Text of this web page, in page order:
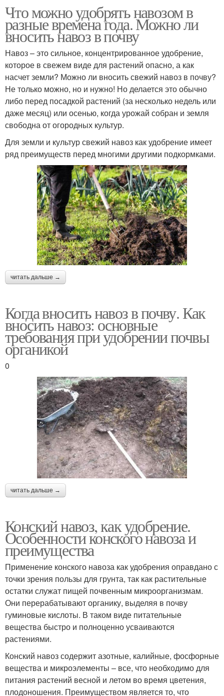
Что можно удобрять навозом в
разные времена года. Можно ли
вносить навоз в почву
Навоз – это сильное, концентрированное удобрение,
которое в свежем виде для растений опасно, а как
насчет земли? Можно ли вносить свежий навоз в почву?
Не только можно, но и нужно! Но делается это обычно
либо перед посадкой растений (за несколько недель или
даже месяц) или осенью, когда урожай собран и земля
свободна от огородных культур.
Для земли и культур свежий навоз как удобрение имеет
ряд преимуществ перед многими другими подкормками.
читать дальше →
Когда вносить навоз в почву. Как
вносить навоз: основные
требования при удобрении почвы
органикой
0
читать дальше →
Конский навоз, как удобрение.
Особенности конского навоза и
преимущества
Применение конского навоза как удобрения оправдано с
точки зрения пользы для грунта, так как растительные
остатки служат пищей почвенным микроорганизмам.
Они перерабатывают органику, выделяя в почву
гуминовые кислоты. В таком виде питательные
вещества быстро и полноценно усваиваются
растениями.
Конский навоз содержит азотные, калийные, фосфорные
вещества и микроэлементы – все, что необходимо для
питания растений весной и летом во время цветения,
плодоношения. Преимуществом является то, что